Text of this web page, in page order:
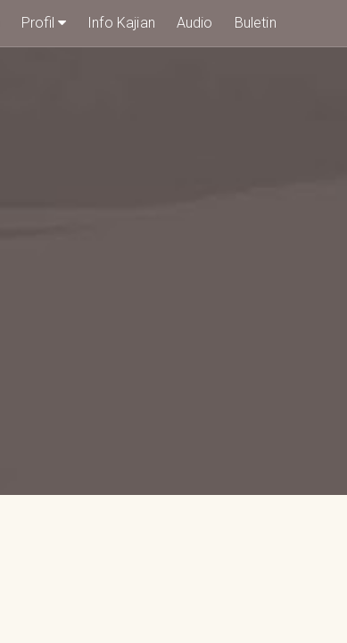
Buletin
Audio
Info Kajian
Profil